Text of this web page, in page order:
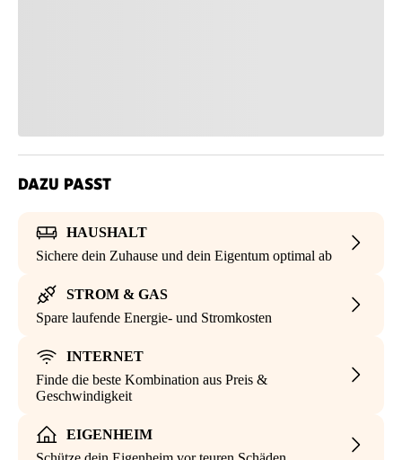
DAZU PASST
HAUSHALT
Sichere dein Zuhause und dein Eigentum optimal ab
STROM & GAS
Spare laufende Energie- und Stromkosten
INTERNET
Finde die beste Kombination aus Preis &
Geschwindigkeit
EIGENHEIM